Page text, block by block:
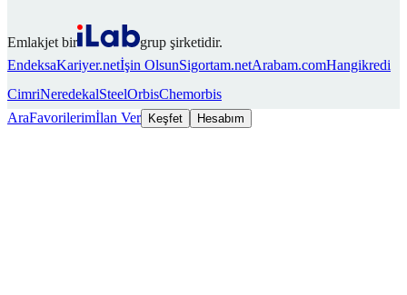
Emlakjet bir
grup şirketidir.
EndeksaKariyer.netİşin OlsunSigortam.netArabam.comHangikredi
CimriNeredekalSteelOrbisChemorbis
AraFavorilerimİlan Ver Keşfet Hesabım